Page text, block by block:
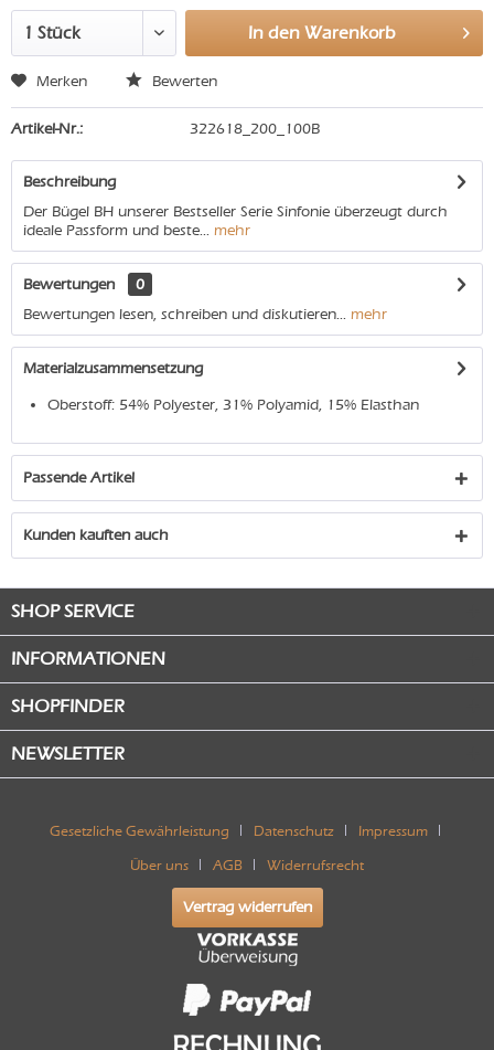
In den Warenkorb
Merken Bewerten
Artikel-Nr.: 322618_200_100B
Beschreibung
Der Bügel BH unserer Bestseller Serie Sinfonie überzeugt durch
ideale Passform und beste... mehr
Bewertungen
0
Bewertungen lesen, schreiben und diskutieren... mehr
Materialzusammensetzung
Oberstoff: 54% Polyester, 31% Polyamid, 15% Elasthan
Passende Artikel
Kunden kauften auch
SHOP SERVICE
INFORMATIONEN
SHOPFINDER
NEWSLETTER
Gesetzliche Gewährleistung Datenschutz Impressum
Über uns AGB Widerrufsrecht
Vertrag widerrufen